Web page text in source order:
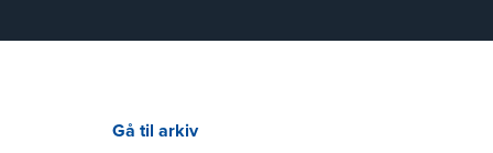
Gå til arkiv